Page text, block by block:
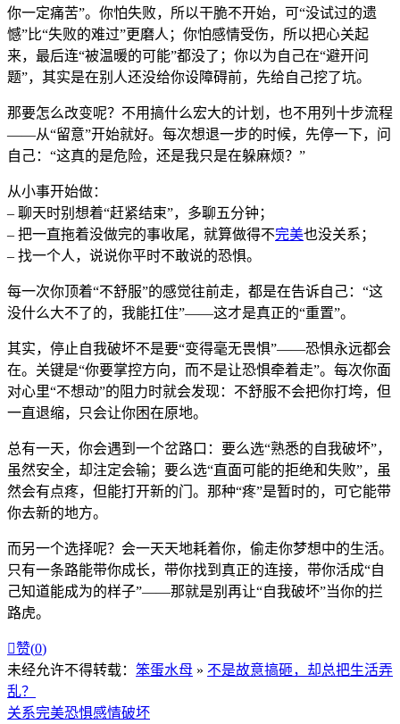
你一定痛苦”。你怕失败，所以干脆不开始，可“没试过的遗
憾”比“失败的难过”更磨人；你怕感情受伤，所以把心关起
来，最后连“被温暖的可能”都没了；你以为自己在“避开问
题”，其实是在别人还没给你设障碍前，先给自己挖了坑。
那要怎么改变呢？不用搞什么宏大的计划，也不用列十步流程
——从“留意”开始就好。每次想退一步的时候，先停一下，问
自己：“这真的是危险，还是我只是在躲麻烦？”
从小事开始做：
– 聊天时别想着“赶紧结束”，多聊五分钟；
– 把一直拖着没做完的事收尾，就算做得不完美也没关系；
– 找一个人，说说你平时不敢说的恐惧。
每一次你顶着“不舒服”的感觉往前走，都是在告诉自己：“这
没什么大不了的，我能扛住”——这才是真正的“重置”。
其实，停止自我破坏不是要“变得毫无畏惧”——恐惧永远都会
在。关键是“你要掌控方向，而不是让恐惧牵着走”。每次你面
对心里“不想动”的阻力时就会发现：不舒服不会把你打垮，但
一直退缩，只会让你困在原地。
总有一天，你会遇到一个岔路口：要么选“熟悉的自我破坏”，
虽然安全，却注定会输；要么选“直面可能的拒绝和失败”，虽
然会有点疼，但能打开新的门。那种“疼”是暂时的，可它能带
你去新的地方。
而另一个选择呢？会一天天地耗着你，偷走你梦想中的生活。
只有一条路能带你成长，带你找到真正的连接，带你活成“自
己知道能成为的样子”——那就是别再让“自我破坏”当你的拦
路虎。
赞(0)
未经允许不得转载： 笨蛋水母 » 不是故意搞砸，却总把生活弄
乱？
关系完美恐惧感情破坏